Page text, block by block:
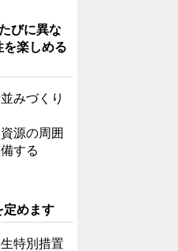
びに異な
を楽しめる
みづくり
源の周囲
する
定めます
特別措置